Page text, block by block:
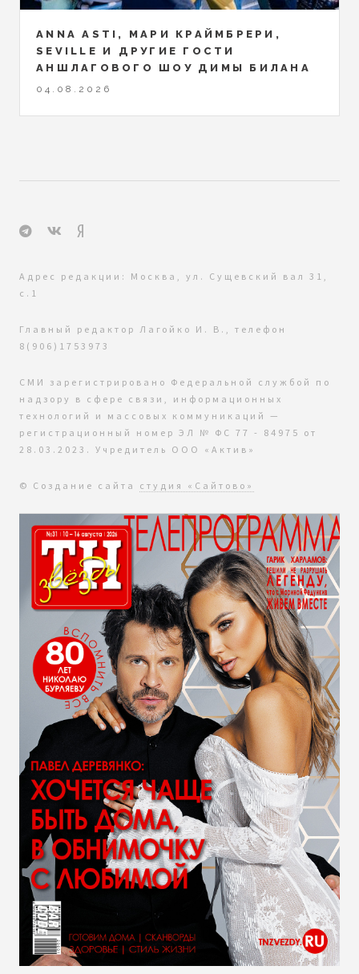
ANNA ASTI, МАРИ КРАЙМБРЕРИ,
SEVILLE И ДРУГИЕ ГОСТИ
АНШЛАГОВОГО ШОУ ДИМЫ БИЛАНА
04.08.2026
Адрес редакции: Москва, ул. Сущевский вал 31,
с.1
Главный редактор Лагойко И. В., телефон
8(906)1753973
СМИ зарегистрировано Федеральной службой по
надзору в сфере связи, информационных
технологий и массовых коммуникаций —
регистрационный номер ЭЛ № ФС 77 - 84975 от
28.03.2023. Учредитель ООО «Актив»
© Создание сайта студия «Сайтово»